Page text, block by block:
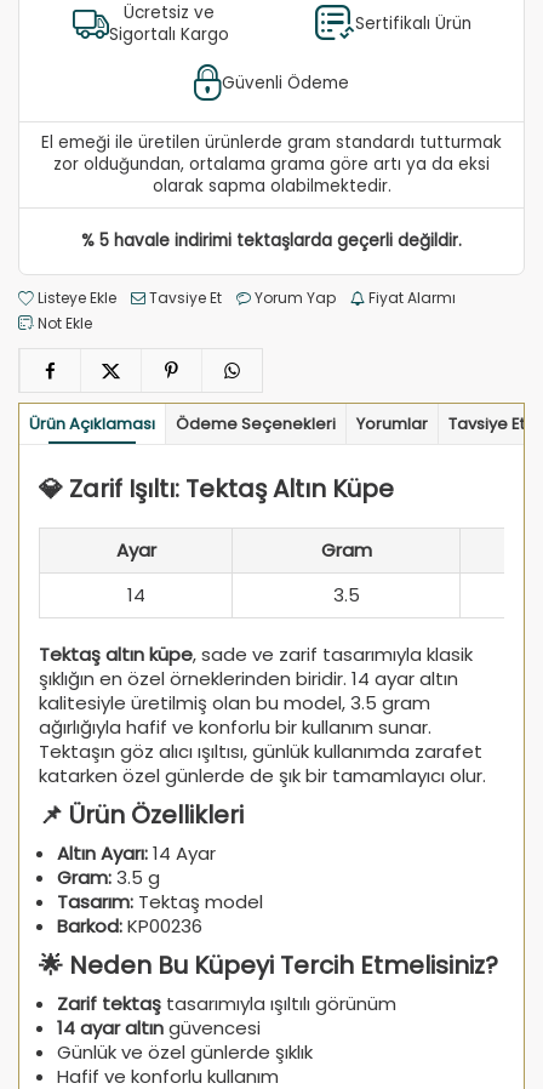
Ücretsiz ve
Sigortalı Kargo
Sertifikalı Ürün
Güvenli Ödeme
El emeği ile üretilen ürünlerde gram standardı tutturmak
zor olduğundan, ortalama grama göre artı ya da eksi
olarak sapma olabilmektedir.
% 5 havale indirimi tektaşlarda geçerli değildir.
Listeye Ekle Tavsiye Et Yorum Yap
Fiyat Alarmı
Not Ekle
Ürün Açıklaması Ödeme Seçenekleri Yorumlar Tavsiye Et
💎 Zarif Işıltı: Tektaş Altın Küpe
Ayar
Gram
14
3.5
Tektaş altın küpe, sade ve zarif tasarımıyla klasik
şıklığın en özel örneklerinden biridir. 14 ayar altın
kalitesiyle üretilmiş olan bu model, 3.5 gram
ağırlığıyla hafif ve konforlu bir kullanım sunar.
Tektaşın göz alıcı ışıltısı, günlük kullanımda zarafet
katarken özel günlerde de şık bir tamamlayıcı olur.
📌 Ürün Özellikleri
Altın Ayarı:14 Ayar
Gram:3.5 g
Tasarım: Tektaş model
Barkod:KP00236
🌟 Neden Bu Küpeyi Tercih Etmelisiniz?
Zarif tektaş tasarımıyla ışıltılı görünüm
14 ayar altıngüvencesi
Günlük ve özel günlerde şıklık
Hafif ve konforlu kullanım